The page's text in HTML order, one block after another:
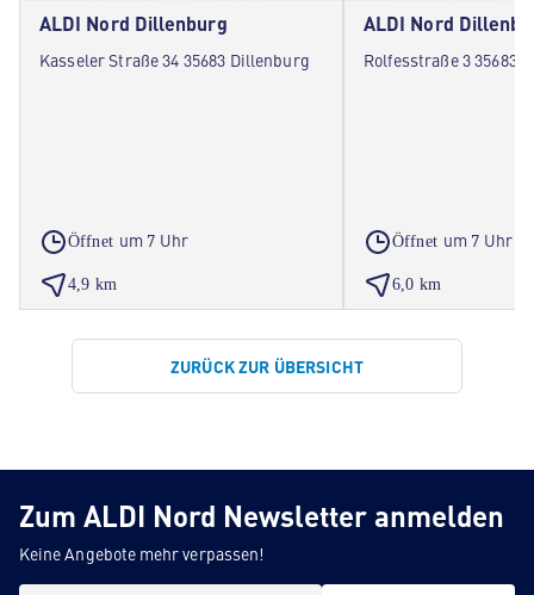
ALDI Nord Dillenburg
Kasseler Straße 34 35683 Dillenburg
Öffnet um 7 Uhr
4,9 km
ALDI Nord
Rolfesstraße 3 35683
Öffnet um 7 Uhr
6,0 km
ZURÜCK ZUR ÜBERSICHT
Zum ALDI Nord Newsletter anmelden
Keine Angebote mehr verpassen!